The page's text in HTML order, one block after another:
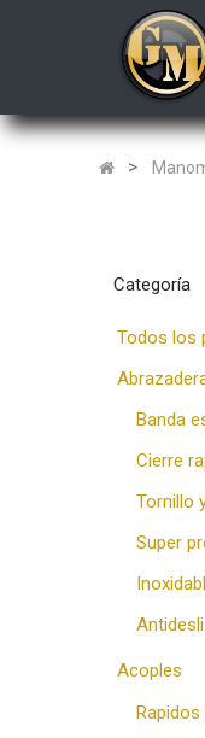
Categoría
Todos los
Banda
Cierre
Tornillo
Super
Acoples